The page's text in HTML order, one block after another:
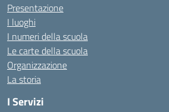
Presentazione
I luoghi
I numeri della scuola
Le carte della scuola
Organizzazione
La storia
I Servizi